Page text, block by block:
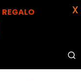
REGALO
X